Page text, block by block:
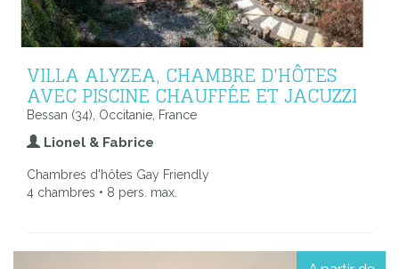
VILLA ALYZEA, CHAMBRE D'HÔTES
AVEC PISCINE CHAUFFÉE ET JACUZZI
Bessan (34), Occitanie, France
Lionel & Fabrice
Chambres d'hôtes Gay Friendly
4 chambres • 8 pers. max.